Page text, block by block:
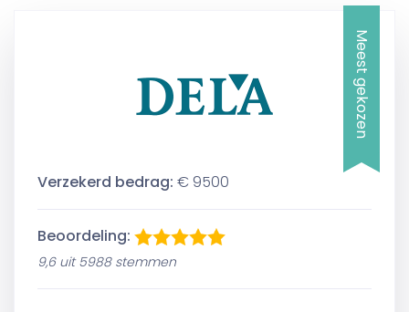
Meest gekozen
Verzekerd bedrag: € 9500
Beoordeling:
9,6 uit 5988 stemmen